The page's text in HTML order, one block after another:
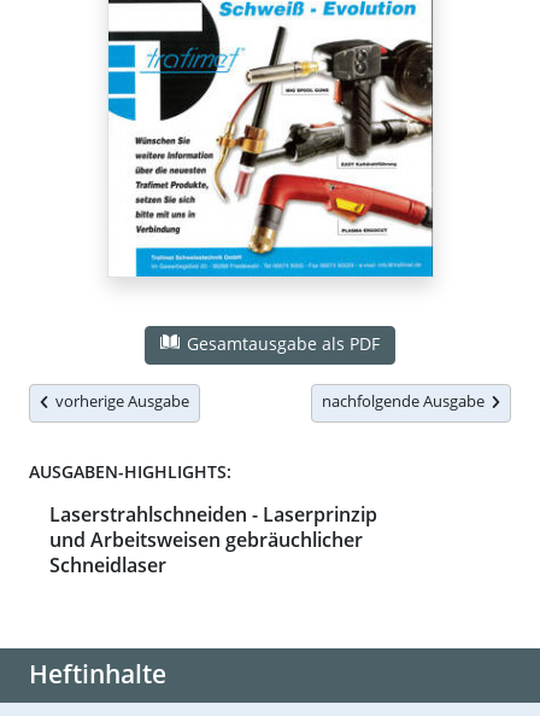
Gesamtausgabe als PDF
vorherige Ausgabe nachfolgende Ausgabe
AUSGABEN-HIGHLIGHTS:
Laserstrahlschneiden - Laserprinzip
und Arbeitsweisen gebräuchlicher
Schneidlaser
Heftinhalte